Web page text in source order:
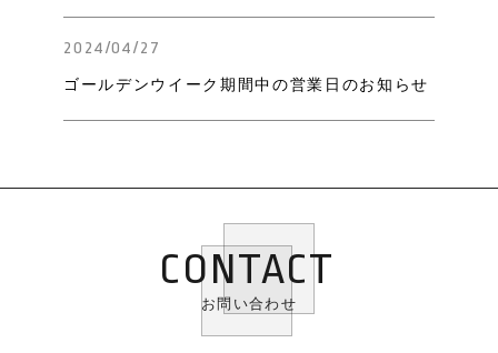
2024/04/27
ゴールデンウイーク期間中の営業日のお知らせ
CONTACT
お問い合わせ